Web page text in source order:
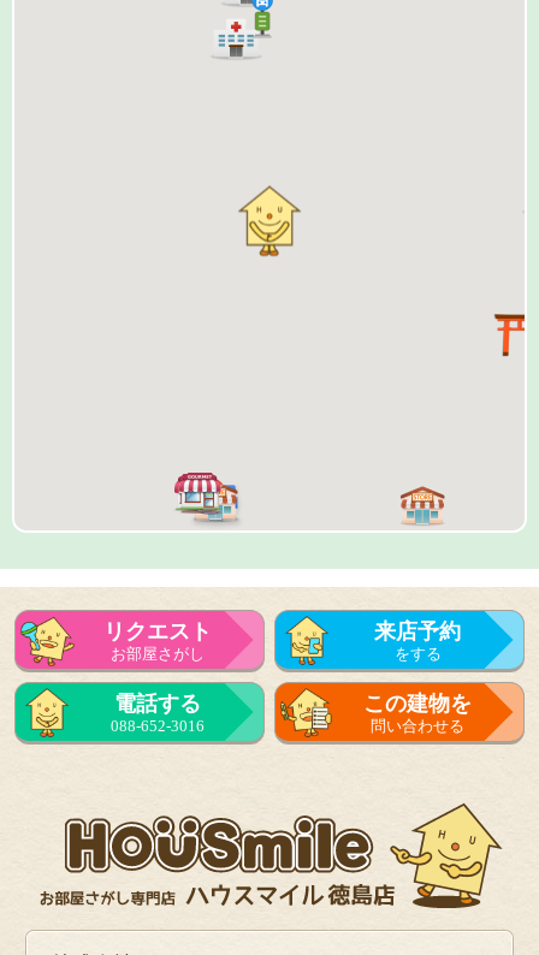
リクエスト
お部屋さがし
来店予約
をする
来店予約
をする
電話する
088-652-3016
この建物を
問い合わせる